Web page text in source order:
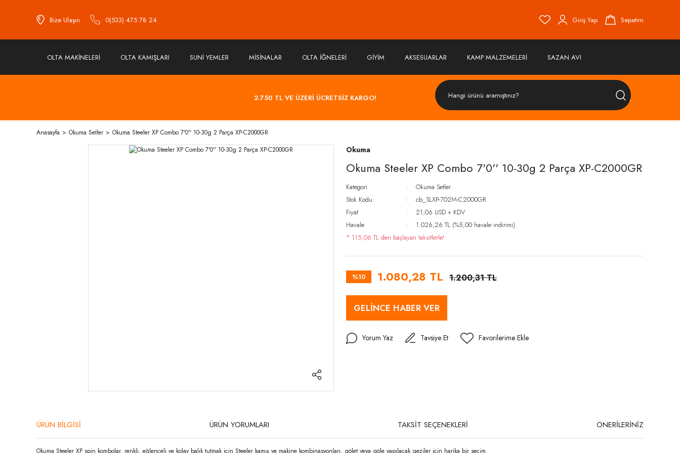
Bize Ulaşın 0(533) 475 78 24 Giriş Yap Sepetim
OLTA MAKİNELERİ OLTA KAMIŞLARI SUNİ YEMLER MİSİNALAR OLTA İĞNELERİ GİYİM AKSESUARLAR KAMP MALZEMELERİ SAZAN AVI
2.750 TL VE ÜZERİ ÜCRETSİZ KARGO!
ÜRÜN
Anasayfa Okuma Setler Okuma Steeler XP Combo 7'0'' 10-30g 2 Parça XP-C2000GR
Okuma
Okuma Steeler XP Combo 7'0'' 10-30g 2 Parça XP-C2000GR
Kategori
Okuma Setler
Stok Kodu
cb_SLXP-702M-C2000GR
Fiyat
21,06 USD + KDV
Havale
1.026,26 TL (%5,00 havale indirimi)
* 115,06 TL den başlayan taksitlerle!
%10 1.080,28 TL 1.200,31 TL
GELİNCE HABER VER
Yorum Yaz Tavsiye Et
ÜRÜN BİLGİSİ ÜRÜN YORUMLARI TAKSİT SEÇENEKLERİ ÖNERİLERİNİZ
Okuma Steeler XP spin kombolar, renkli, eğlenceli ve kolay balık tutmak için Steeler kamış ve makine kombinasyonları, gölet veya göle yapılacak geziler için harika bir seçim.